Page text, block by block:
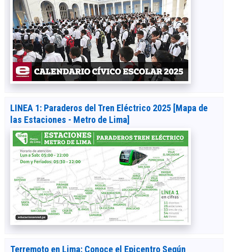
LINEA 1: Paraderos del Tren Eléctrico 2025 [Mapa de
las Estaciones - Metro de Lima]
Terremoto en Lima: Conoce el Epicentro Según